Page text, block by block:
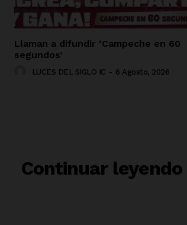
Llaman a difundir ‘Campeche en 60
segundos’
LUCES DEL SIGLO IC - 6 Agosto, 2026
Continuar leyendo